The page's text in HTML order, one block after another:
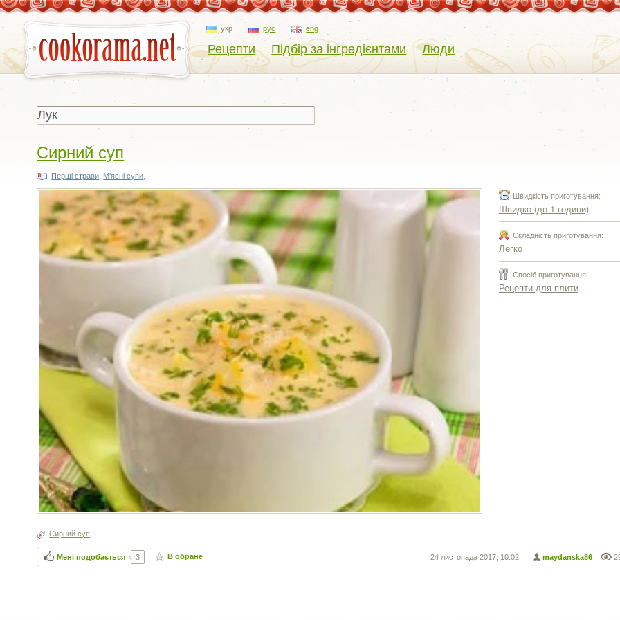
укр рус eng
Рецепти Підбір за інгредієнтами Люди
Сирний суп
Перші страви М'ясні супи
Швидкість приготування:
Швидко (до 1 години)
Складність приготування:
Легко
Спосіб приготування:
Рецепти для плити
Сирний суп
maydanska86
24 листопада 2017, 10:02
Мені подобається 3 В обране